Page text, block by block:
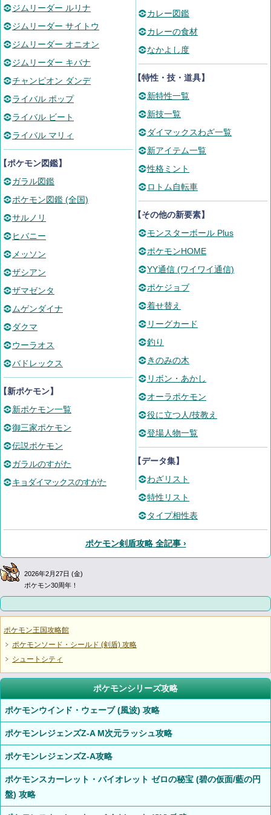
ジムリーダー ルリナ
ジムリーダー サイトウ
ジムリーダー オニオン
ジムリーダー キバナ
チャンピオン ダンデ
ライバル ポップ
ライバル ビート
ライバル マリィ
ポケモン図鑑】
ガラル図鑑
ポケモン図鑑 (全国)
サルノリ
ヒバニー
メッソン
ザシアン
ザマゼンタ
ムゲンダイナ
ダクマ
ウーラオス
バドレックス
新ポケモン】
新ポケモン一覧
御三家ポケモン
伝説ポケモン
ガラルのすがた
キョダイマックスのすがた
カレー図鑑
カレーの食材
なかよし度
【特性・技・道具】
新特性一覧
新技一覧
ダイマックスわざ一覧
新アイテム一覧
性格ミント
ロトム自転車
【その他の新要素】
モンスターボール Plus
ポケモンHOME
YY通信 (ワイワイ通信)
ポケジョブ
着せ替え
リーグカード
釣り
きのみの木
リボン・あかし
オーラポケモン
役に立つ人/技教え
登場人物一覧
【データ集】
わざリスト
特性リスト
タイプ相性表
ポケモン剣盾攻略 全記事 ›
2026年2月27日 (金)
ポケモン30周年！
ポケモン王国攻略館
ポケモンソード・シールド (剣盾) 攻略
シュートシティ
ポケモンシリーズ攻略
ポケモンウインド・ウェーブ (風波) 攻略
ポケモンレジェンズZ-A M次元ラッシュ攻略
ポケモンレジェンズZ-A攻略
ポケモンスカーレット・バイオレット ゼロの秘宝 (碧の仮面/藍の円
盤) 攻略